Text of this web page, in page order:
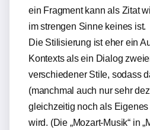
ein Fragment kann als Zitat
im strengen Sinne keines ist.
Die Stilisierung ist eher ein
Kontexts als ein Dialog
verschiedener Stile, sodass
(manchmal auch nur sehr
gleichzeitig noch als
wird. (Die „Mozart-Musik“ in